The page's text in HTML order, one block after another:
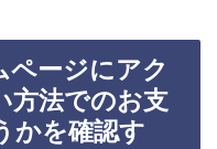
ページにアク
方法でのお支
かを確認す